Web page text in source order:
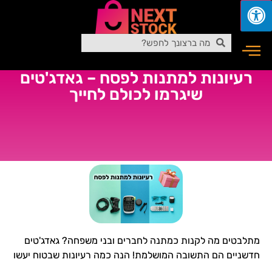
רעיונות למתנות לפסח – גאדג'טים
שיגרמו לכולם לחייך
מתלבטים מה לקנות כמתנה לחברים ובני משפחה? גאדג'טים
חדשניים הם התשובה המושלמת! הנה כמה רעיונות שבטוח יעשו